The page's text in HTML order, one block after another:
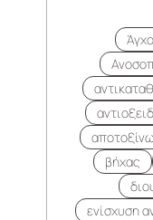
βήχας
ενίσχυση